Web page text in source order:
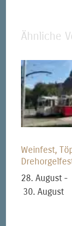
Ähnliche
Weinfest,
28. August -
30. August